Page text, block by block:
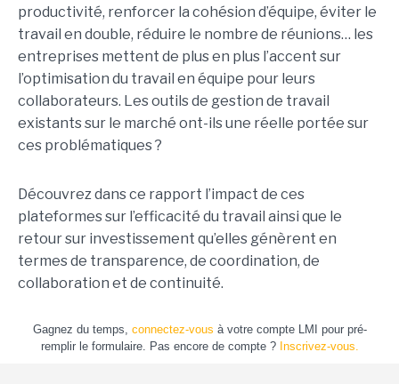
productivité, renforcer la cohésion d’équipe, éviter le
travail en double, réduire le nombre de réunions… les
entreprises mettent de plus en plus l’accent sur
l’optimisation du travail en équipe pour leurs
collaborateurs. Les outils de gestion de travail
existants sur le marché ont-ils une réelle portée sur
ces problématiques ?
Découvrez dans ce rapport l’impact de ces
plateformes sur l’efficacité du travail ainsi que le
retour sur investissement qu’elles génèrent en
termes de transparence, de coordination, de
collaboration et de continuité.
Gagnez du temps, connectez-vous à votre compte LMI pour pré-
remplir le formulaire. Pas encore de compte ? Inscrivez-vous.